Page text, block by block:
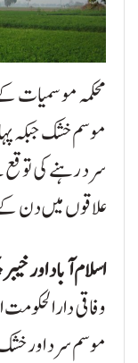
محکمہ موسمیات
موسم خشک جبکہ
سرد رہنے کی
علاقوں میں دن
اسلام آباد اور
وفاقی
موسم سرد اور